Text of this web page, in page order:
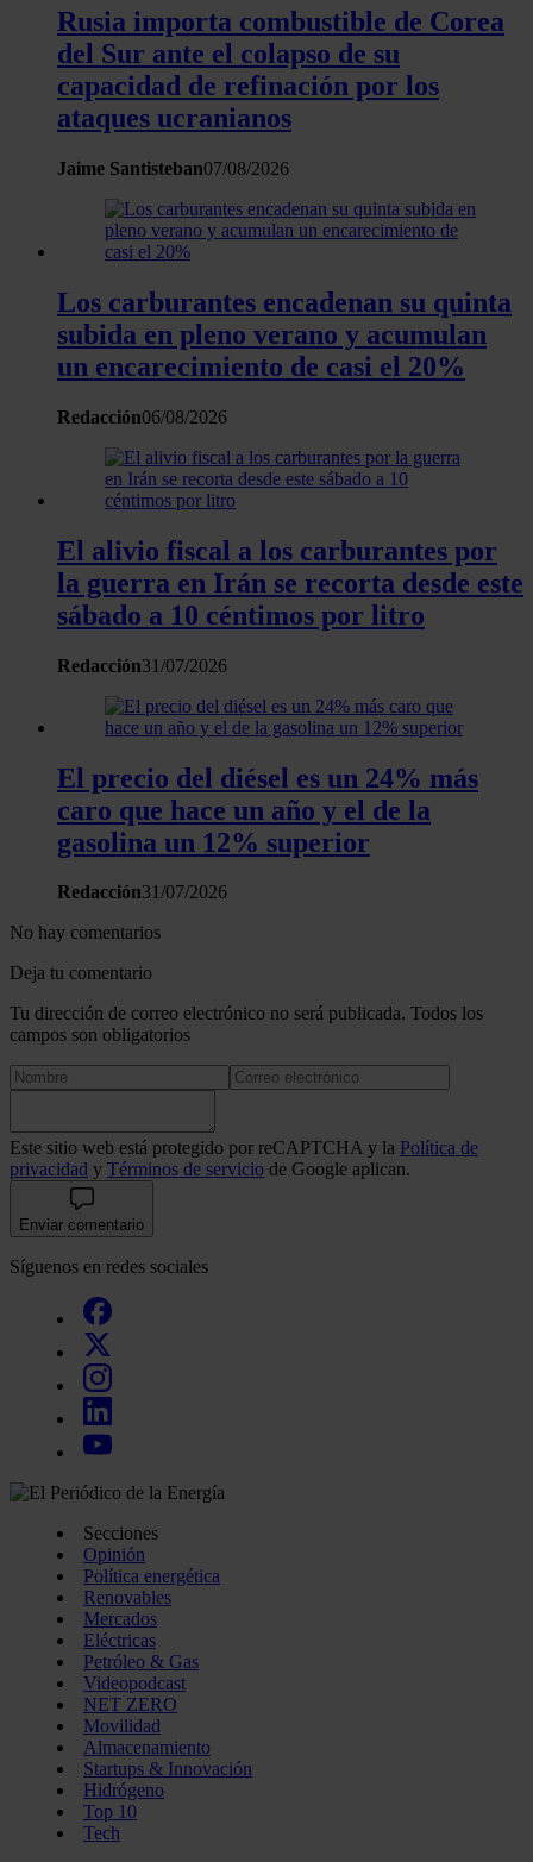
momento en la Declaración de cookies.
Las cookies de este sitio web se usan para personalizar el
contenido y los anuncios, ofrecer funciones de redes
analizar el tráfico. Además, compartimos información sobre
uso que haga del sitio web con nuestros partners de redes
con otra información que les haya proporcionado o que
recopilado a partir del uso que haya hecho de sus servicios.
Rusia importa combustible de Corea
del Sur ante el colapso de su
capacidad de refinación por los
ataques ucranianos
Jaime Santisteban07/08/2026
Los carburantes encadenan su quinta
subida en pleno verano y acumulan
un encarecimiento de casi el 20%
Redacción06/08/2026
El alivio fiscal a los carburantes por
la guerra en Irán se recorta desde este
sábado a 10 céntimos por litro
Redacción31/07/2026
El precio del diésel es un 24% más
caro que hace un año y el de la
gasolina un 12% superior
Redacción31/07/2026
No hay comentarios
Deja tu comentario
Tu dirección de correo electrónico no será publicada. Todos los
campos son obligatorios
Este sitio web está protegido por reCAPTCHA y la Política de
privacidad y Términos de servicio de Google aplican.
Enviar comentario
Síguenos en redes sociales
Secciones
Opinión
Política energética
Renovables
Mercados
Eléctricas
Petróleo & Gas
Videopodcast
NET ZERO
Movilidad
Almacenamiento
Startups & Innovación
Hidrógeno
Top 10
Tech